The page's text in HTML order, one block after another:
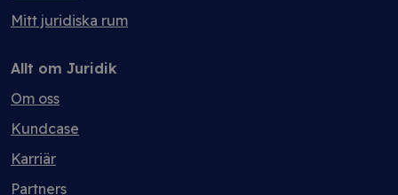
Mitt juridiska rum
Allt om Juridik
Om oss
Kundcase
Karriär
Partners